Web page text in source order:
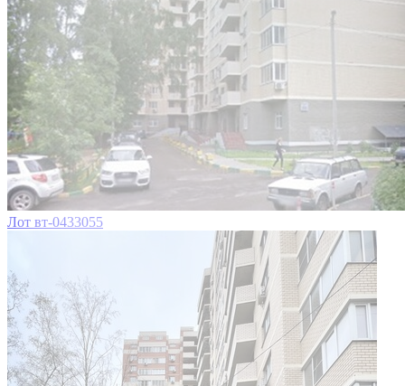
Лот вт-0433055